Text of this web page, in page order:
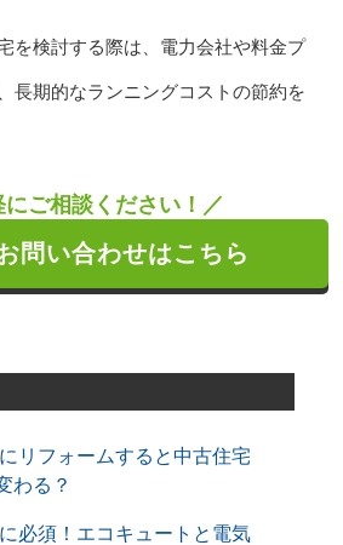
を検討する際は、電力会社や料金プ
長期的なランニングコストの節約を
にご相談ください！／
問い合わせはこちら
リフォームすると中古住宅
わる？
必須！エコキュートと電気